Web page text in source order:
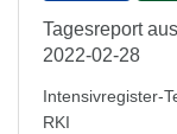
Tagesreport
2022-02-28
Intensivregister-
RKI